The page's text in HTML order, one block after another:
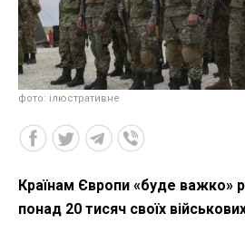
фото: ілюстративне
Країнам Європи «буде важко»
понад 20 тисяч своїх